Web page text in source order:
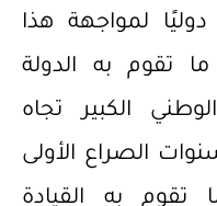
لمواجهة هذا
تقوم به الدولة
الكبير تجاه
الصراع الأولى
به القيادة